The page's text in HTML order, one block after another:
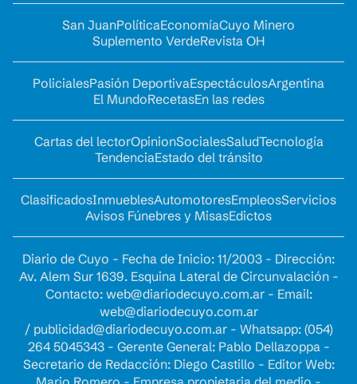
San JuanPolíticaEconomíaCuyo Minero
Suplemento VerdeRevista OH
PolicialesPasión DeportivaEspectáculosArgentina
El MundoRecetasEn las redes
Cartas del lectorOpinionSocialesSaludTecnología
TendenciaEstado del tránsito
ClasificadosInmueblesAutomotoresEmpleosServicios
Avisos Fúnebres y MisasEdictos
Diario de Cuyo - Fecha de Inicio: 11/2003 - Dirección:
Av. Alem Sur 1639. Esquina Lateral de Circunvalación -
Contacto: web@diariodecuyo.com.ar- Email:
web@diariodecuyo.com.ar
/ publicidad@diariodecuyo.com.ar- Whatsapp: (054)
264 5045343 - Gerente General: Pablo Dellazoppa -
Secretario de Redacción: Diego Castillo - Editor Web: